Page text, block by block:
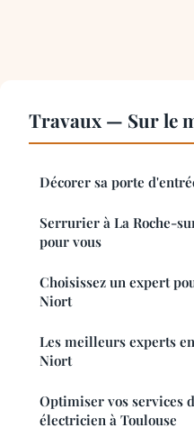
Travaux — Sur le
Décorer sa porte
Serrurier à La Roche-
pour vous
Choisissez un expert
Niort
Les meilleurs experts
Niort
Optimiser vos services
électricien à Toulouse